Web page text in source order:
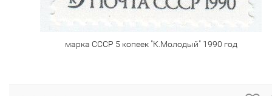
марка СССР 5 копеек "К.Молодый" 1990 год